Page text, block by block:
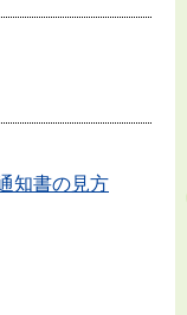
知書の見方